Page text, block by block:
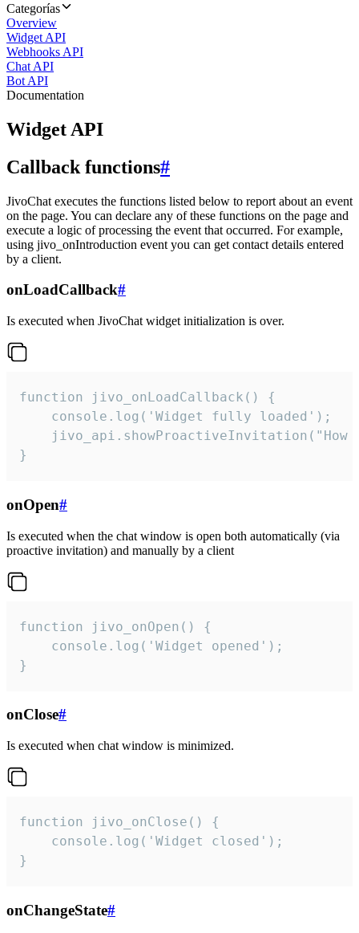
Categorías
Overview
Widget API
Webhooks API
Chat API
Bot API
Documentation
Widget API
Callback functions#
JivoChat executes the functions listed below to report about an event
on the page. You can declare any of these functions on the page and
execute a logic of processing the event that occurred. For example,
using jivo_onIntroduction event you can get contact details entered
by a client.
onLoadCallback#
Is executed when JivoChat widget initialization is over.
function jivo_onLoadCallback() {
    console.log('Widget fully loaded');
jivo_api.showProactiveInvitation("How
}
onOpen#
Is executed when the chat window is open both automatically (via
proactive invitation) and manually by a client
function jivo_onOpen() {
    console.log('Widget opened');
}
onClose#
Is executed when chat window is minimized.
function jivo_onClose() {
    console.log('Widget closed');
}
onChangeState#